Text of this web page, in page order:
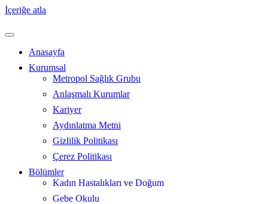
İçeriğe atla
Anasayfa
Kurumsal
Metropol Sağlık Grubu
Anlaşmalı Kurumlar
Kariyer
Aydınlatma Metni
Gizlilik Politikası
Çerez Politikası
Bölümler
Kadın Hastalıkları ve Doğum
Gebe Okulu